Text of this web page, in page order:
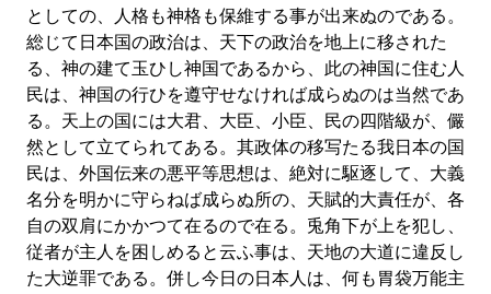
としての、人格も神格も保維する事が出来ぬのである。
総じて日本国の政治は、天下の政治を地上に移された
る、神の建て玉ひし神国であるから、此の神国に住む人
民は、神国の行ひを遵守せなければ成らぬのは当然であ
る。天上の国には大君、大臣、小臣、民の四階級が、儼
然として立てられてある。其政体の移写たる我日本の国
民は、外国伝来の悪平等思想は、絶対に駆逐して、大義
名分を明かに守らねば成らぬ所の、天賦的大責任が、各
自の双肩にかかつて在るので在る。兎角下が上を犯し、
従者が主人を困しめると云ふ事は、天地の大道に違反し
た大逆罪である。併し今日の日本人は、何も胃袋万能主